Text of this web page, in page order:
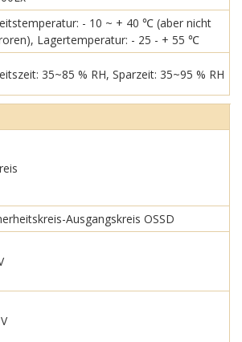
- 10 ~ + 40 ℃ (aber nicht
Lagertemperatur: - 25 - + 55 ℃
35~85 % RH, Sparzeit: 35~95 % RH
Ausgangskreis OSSD